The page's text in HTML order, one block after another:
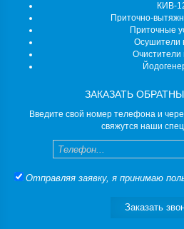
КИВ-
Приточно-
Приточные
Осушители
Очистители
ЗАКАЗАТЬ
Введите свой номер телефона и
свяжутся наши
Телефон
Отправляя заявку, я принимаю
Заказать